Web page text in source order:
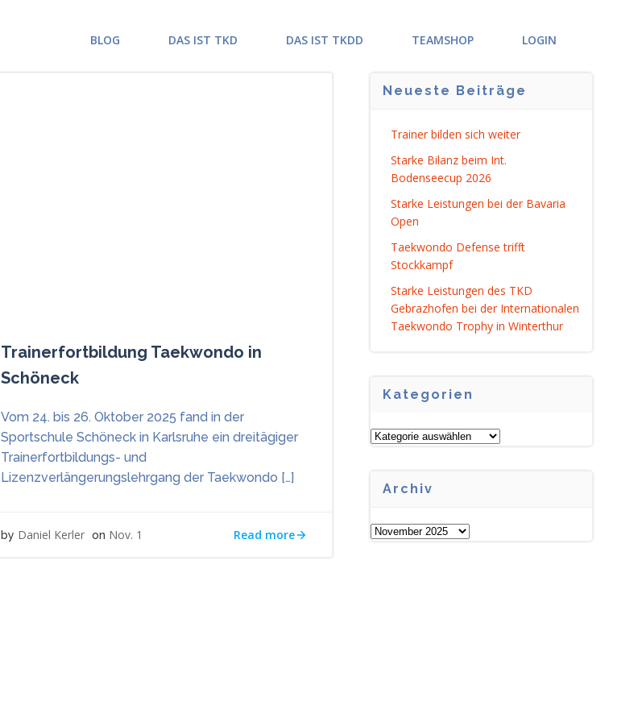
BLOG DAS IST TKD DAS IST TKDD TEAMSHOP LOGIN
Trainerfortbildung Taekwondo in
Schöneck
Vom 24. bis 26. Oktober 2025 fand in der
Sportschule Schöneck in Karlsruhe ein dreitägiger
Trainerfortbildungs- und
Lizenzverlängerungslehrgang der Taekwondo […]
by Daniel Kerler on Nov. 1 Read more
Neueste Beiträge
Trainer bilden sich weiter
Starke Bilanz beim Int.
Bodenseecup 2026
Starke Leistungen bei der Bavaria
Open
Taekwondo Defense trifft
Stockkampf
Starke Leistungen des TKD
Gebrazhofen bei der Internationalen
Taekwondo Trophy in Winterthur
Kategorien
Kategorien
Archiv
Archiv